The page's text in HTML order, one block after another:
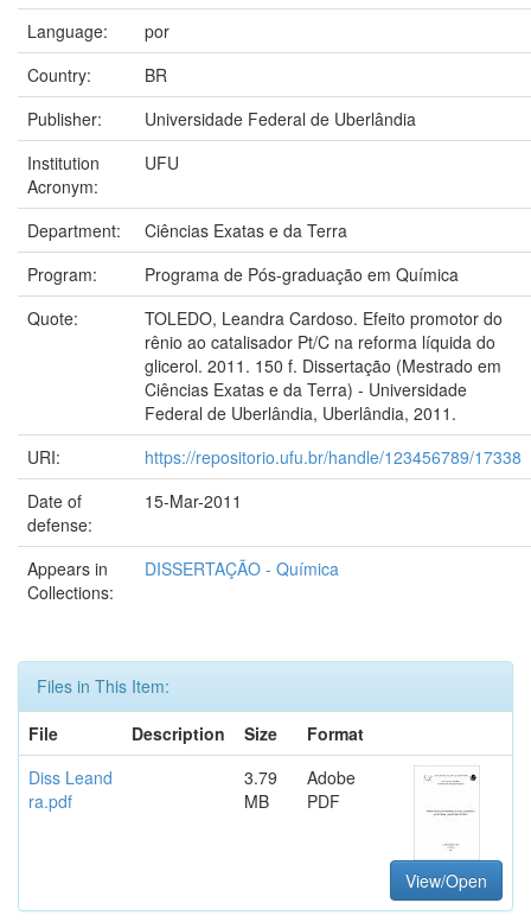
Language:
por
Country:
BR
Publisher:
Universidade Federal de Uberlândia
Institution
Acronym:
UFU
Department:
Ciências Exatas e da Terra
Program:
Programa de Pós-graduação em Química
Quote:
TOLEDO, Leandra Cardoso. Efeito promotor do
rênio ao catalisador Pt/C na reforma líquida do
glicerol. 2011. 150 f. Dissertação (Mestrado em
Ciências Exatas e da Terra) - Universidade
Federal de Uberlândia, Uberlândia, 2011.
URI:
https://repositorio.ufu.br/handle/123456789/17338
Date of
defense:
15-Mar-2011
Appears in
Collections:
DISSERTAÇÃO - Química
Files in This Item:
File
Description Size
Format
Diss Leand
ra.pdf
3.79
MB
Adobe
PDF
View/Open